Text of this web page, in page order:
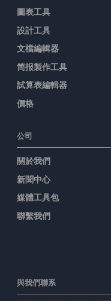
圖表工具
設計工具
文檔編輯器
简报製作工具
試算表編輯器
價格
公司
關於我們
新聞中心
媒體工具包
聯繫我們
與我們聯系